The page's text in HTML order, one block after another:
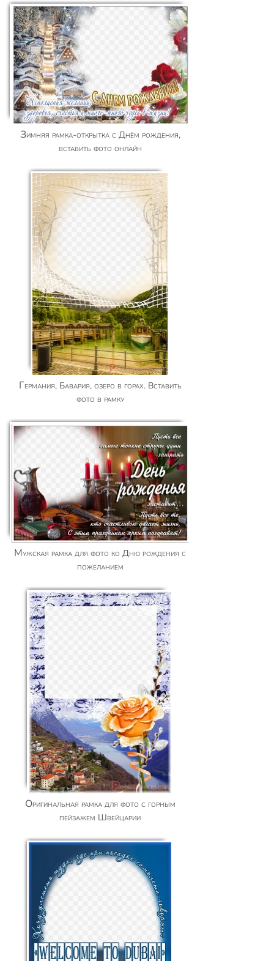
Зимняя рамка-открытка с Днём рождения,
вставить фото онлайн
Германия, Бавария, озеро в горах. Вставить
фото в рамку
Мужская рамка для фото ко Дню рождения с
пожеланием
Оригинальная рамка для фото с горным
пейзажем Швейцарии